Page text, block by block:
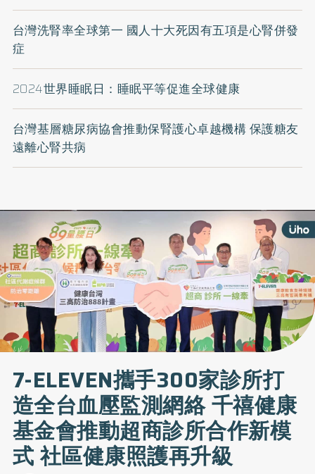
台灣洗腎率全球第一 國人十大死因有五項是心腎併發
症
2024世界睡眠日：睡眠平等促進全球健康
台灣基層糖尿病協會推動保腎護心卓越機構 保護糖友
遠離心腎共病
7-ELEVEN攜手300家診所打
造全台血壓監測網絡 千禧健康
基金會推動超商診所合作新模
式 社區健康照護再升級